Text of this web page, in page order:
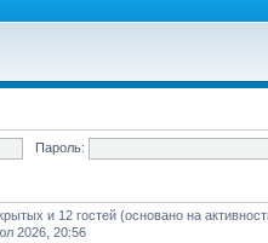
Пароль:
и 12 гостей (основано на
2026, 20:56